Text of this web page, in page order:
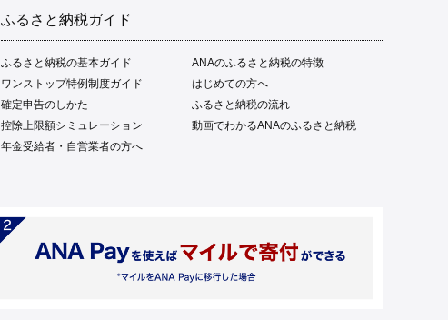
ふるさと納税ガイド
ふるさと納税の基本ガイド
ANAのふるさと納税の特徴
ワンストップ特例制度ガイド
はじめての方へ
確定申告のしかた
ふるさと納税の流れ
控除上限額シミュレーション
動画でわかるANAのふるさと納税
年金受給者・自営業者の方へ